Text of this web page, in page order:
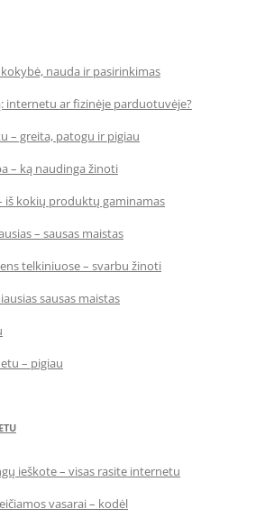
nauda ir pasirinkimas
internetu ar fizinėje parduotuvėje?
– greita, patogu ir pigiau
– ką naudinga žinoti
iš kokių produktų gaminamas
– sausas maistas
telkiniuose – svarbu žinoti
sausas maistas
– pigiau
ieškote – visas rasite internetu
vasarai – kodėl